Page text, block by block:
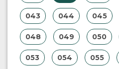
043 044 045
048 049 050
053 054 055